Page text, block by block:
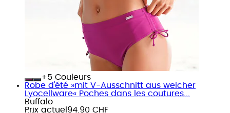
+
Couleurs
Robe d'été »mit V-Ausschnitt aus weicher
Lyocellware« Poches dans les coutures...
Buffalo
Prix actuel 94.90 CHF